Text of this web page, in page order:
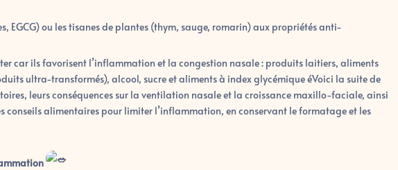
EGCG) ou les tisanes de plantes (thym, sauge, romarin) aux propriétés anti-
car ils favorisent l’inflammation et la congestion nasale : produits laitiers, aliments
ultra-transformés), alcool, sucre et aliments à index glycémique éVoici la suite de
leurs conséquences sur la ventilation nasale et la croissance maxillo-faciale, ainsi
conseils alimentaires pour limiter l’inflammation, en conservant le formatage et les